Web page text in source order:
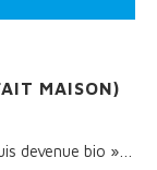
MAISON)
devenue bio »…